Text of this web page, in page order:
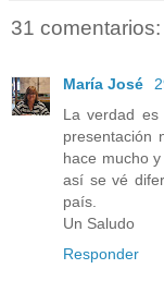
31 comentarios:
María José
La verdad
presentación
hace mucho
así se vé
país.
Un Saludo
Responder